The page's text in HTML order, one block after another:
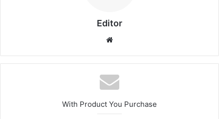
Editor
te
With Product You Purchase